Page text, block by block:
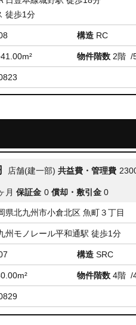
徒歩1分
構造 RC
物件階数 2階 /
店舗(建一部) 共益費・管理費
月 保証金 0 償却・敷引金 0
県北九州市小倉北区 魚町３丁目
州モノレール平和通駅 徒歩1分
構造 SRC
物件階数 4階 /